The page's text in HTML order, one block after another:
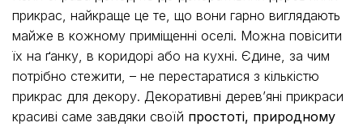
прикрас, найкраще це те, що вони гарно виглядають
майже в кожному приміщенні оселі. Можна повісити
їх на ґанку, в коридорі або на кухні. Єдине, за чим
потрібно стежити, – не перестаратися з кількістю
прикрас для декору. Декоративні дерев’яні прикраси
красиві саме завдяки своїй простоті, природному